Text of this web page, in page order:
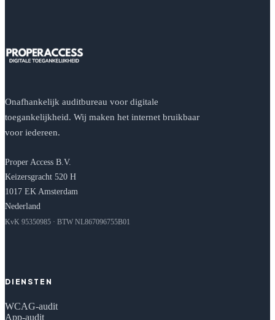
Onafhankelijk auditbureau voor digitale
toegankelijkheid. Wij maken het internet bruikbaar
voor iedereen.
Proper Access B.V.
Keizersgracht 520 H
1017 EK Amsterdam
Nederland
KvK 95350985 · BTW NL867096755B01
DIENSTEN
WCAG-audit
App-audit